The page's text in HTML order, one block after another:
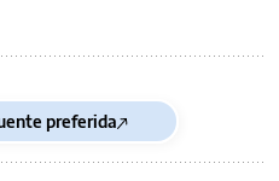
preferida